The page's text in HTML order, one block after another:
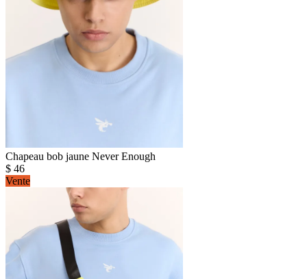
Chapeau bob jaune Never Enough
$ 46
Vente